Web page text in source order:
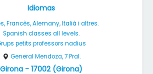
Idiomas
Francès, Alemany, Italià i altres.
Spanish classes all levels.
petits professors nadius
General Mendoza, 7 Pral.
Girona - 17002 (Girona)